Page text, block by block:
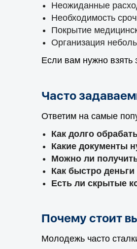
Неожиданные
Необходимость
Покрытие
Организация
Если вам нужно
Часто
Ответим на самые
Как долго
Какие документы
Можно ли
Как быстро деньги
Есть ли скрытые
Почему стоит
Молодежь часто